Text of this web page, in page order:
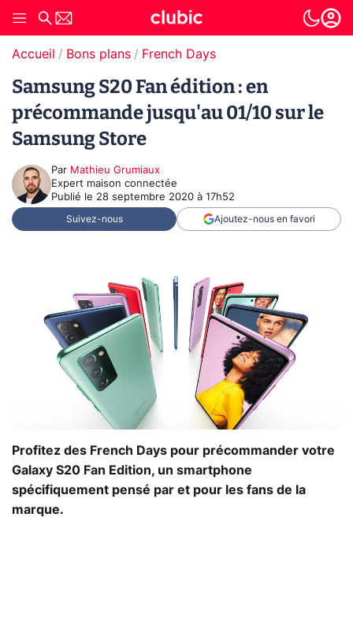
Accueil Bons plans French Days
Samsung S20 Fan édition : en
précommande jusqu'au 01/10 sur le
Samsung Store
Par Mathieu Grumiaux
Expert maison connectée
Publié le 28 septembre 2020 à 17h52
Suivez-nous Ajoutez-nous en favori
Profitez des French Days pour précommander votre
Galaxy S20 Fan Edition, un smartphone
spécifiquement pensé par et pour les fans de la
marque.